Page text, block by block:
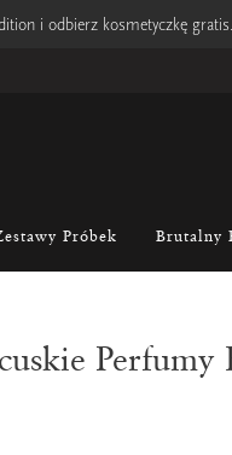
i odbierz kosmetyczkę gratis.
Próbek Brutalny
Perfumy